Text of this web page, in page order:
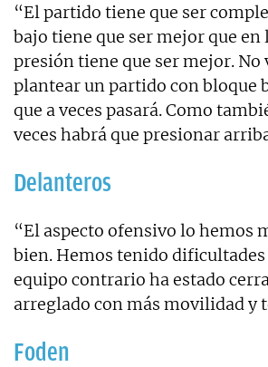
“El partido tiene que ser
bajo tiene que ser mejor que en
presión tiene que ser mejor. No
plantear un partido con bloque
que a veces pasará. Como
veces habrá que presionar
Delanteros
“El aspecto ofensivo lo hemos
bien. Hemos tenido dificultades
equipo contrario ha estado
arreglado con más movilidad y
Foden